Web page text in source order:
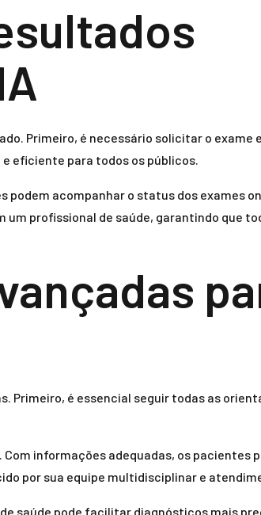
Primeiro, é necessário solicitar o exame
eficiente para todos os públicos.
acompanhar o status dos exames
profissional de saúde, garantindo que
Primeiro, é essencial seguir todas as
informações adequadas, os pacientes
por sua equipe multidisciplinar e
saúde pode facilitar diagnósticos mais